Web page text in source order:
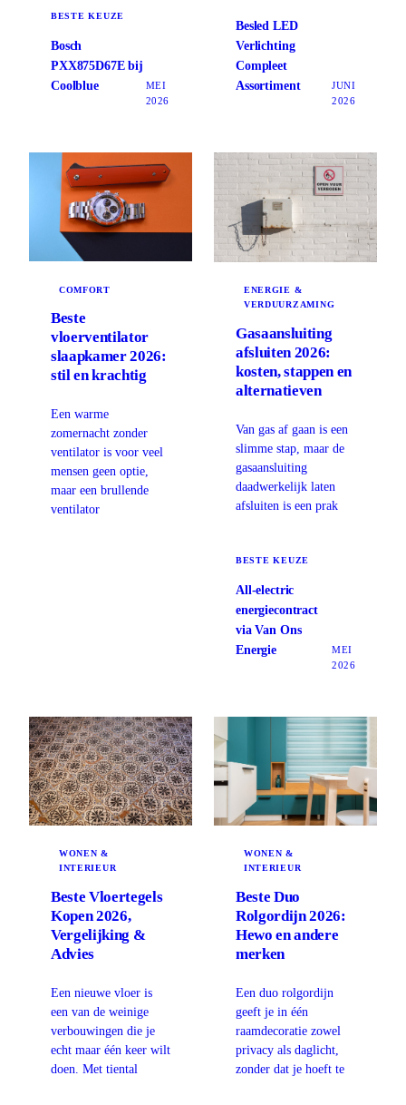
BESTE KEUZE
Bosch
PXX875D67E bij
Coolblue
MEI
2026
Besled LED
Verlichting
Compleet
Assortiment
JUNI
2026
COMFORT
Beste
vloerventilator
slaapkamer 2026:
stil en krachtig
Een warme
zomernacht zonder
ventilator is voor veel
mensen geen optie,
maar een brullende
ventilator
ENERGIE &
VERDUURZAMING
Gasaansluiting
afsluiten 2026:
kosten, stappen en
alternatieven
Van gas af gaan is een
slimme stap, maar de
gasaansluiting
daadwerkelijk laten
afsluiten is een prak
BESTE KEUZE
All-electric
energiecontract
via Van Ons
Energie
MEI
2026
WONEN &
INTERIEUR
Beste Vloertegels
Kopen 2026,
Vergelijking &
Advies
Een nieuwe vloer is
een van de weinige
verbouwingen die je
echt maar één keer wilt
doen. Met tiental
WONEN &
INTERIEUR
Beste Duo
Rolgordijn 2026:
Hewo en andere
merken
Een duo rolgordijn
geeft je in één
raamdecoratie zowel
privacy als daglicht,
zonder dat je hoeft te